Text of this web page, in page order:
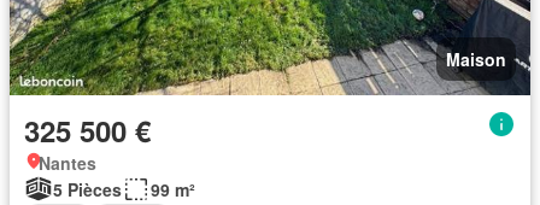
Maison
325 500 €
Nantes
5 Pièces
99 m²